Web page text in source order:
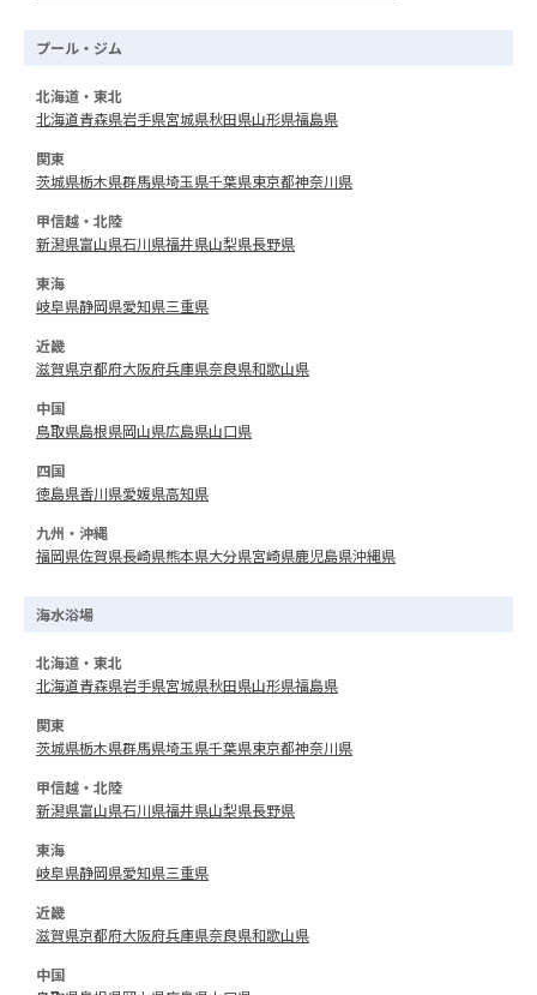
プール・ジム
北海道・東北
北海道青森県岩手県宮城県秋田県山形県福島県
関東
茨城県栃木県群馬県埼玉県千葉県東京都神奈川県
甲信越・北陸
新潟県富山県石川県福井県山梨県長野県
東海
岐阜県静岡県愛知県三重県
近畿
滋賀県京都府大阪府兵庫県奈良県和歌山県
中国
鳥取県島根県岡山県広島県山口県
四国
徳島県香川県愛媛県高知県
九州・沖縄
福岡県佐賀県長崎県熊本県大分県宮崎県鹿児島県沖縄県
海水浴場
北海道・東北
北海道青森県岩手県宮城県秋田県山形県福島県
関東
茨城県栃木県群馬県埼玉県千葉県東京都神奈川県
甲信越・北陸
新潟県富山県石川県福井県山梨県長野県
東海
岐阜県静岡県愛知県三重県
近畿
滋賀県京都府大阪府兵庫県奈良県和歌山県
中国